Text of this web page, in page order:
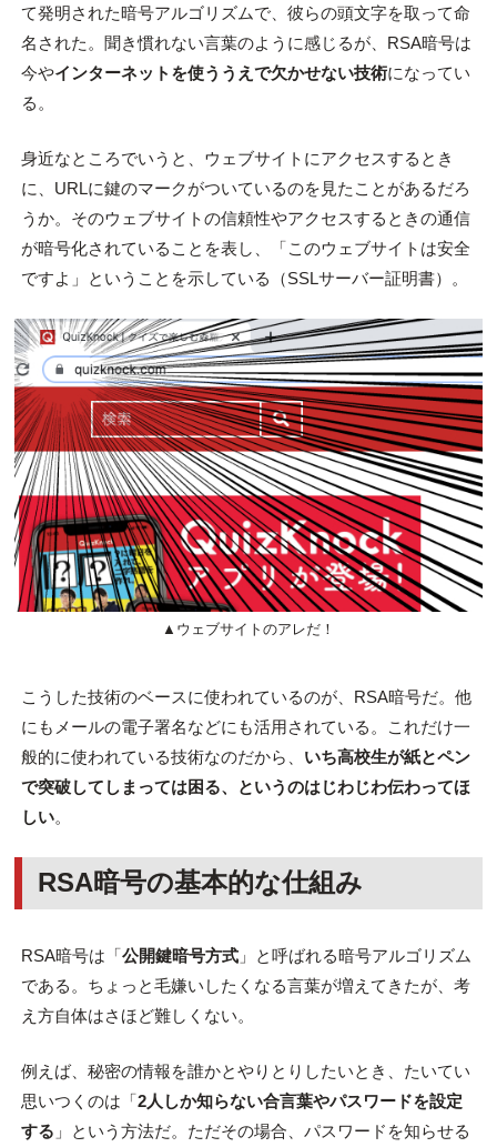
て発明された暗号アルゴリズムで、彼らの頭文字を取って命
名された。聞き慣れない言葉のように感じるが、RSA暗号は
今やインターネットを使ううえで欠かせない技術になってい
る。
身近なところでいうと、ウェブサイトにアクセスするとき
に、URLに鍵のマークがついているのを見たことがあるだろ
うか。そのウェブサイトの信頼性やアクセスするときの通信
が暗号化されていることを表し、「このウェブサイトは安全
ですよ」ということを示している（SSLサーバー証明書）。
▲ウェブサイトのアレだ！
こうした技術のベースに使われているのが、RSA暗号だ。他
にもメールの電子署名などにも活用されている。これだけ一
般的に使われている技術なのだから、 いち高校生が紙とペン
で突破してしまっては困る、というのはじわじわ伝わってほ
しい。
RSA暗号の基本的な仕組み
RSA暗号は「公開鍵暗号方式」と呼ばれる暗号アルゴリズム
である。ちょっと毛嫌いしたくなる言葉が増えてきたが、考
え方自体はさほど難しくない。
例えば、秘密の情報を誰かとやりとりしたいとき、たいてい
思いつくのは「2人しか知らない合言葉やパスワードを設定
する 」という方法だ。ただその場合、パスワードを知らせる